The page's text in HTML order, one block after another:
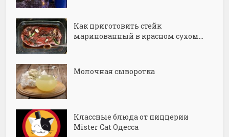
Как приготовить стейк
маринованный в красном сухом...
Молочная сыворотка
Классные блюда от пиццерии
Mister Cat Одесса